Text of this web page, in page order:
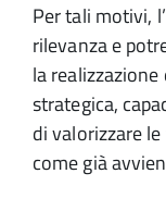
Per tali motivi,
rilevanza e
la
strategica,
di valorizzare
come già